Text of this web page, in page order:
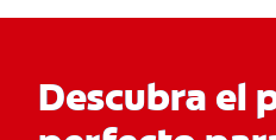
Descubra el